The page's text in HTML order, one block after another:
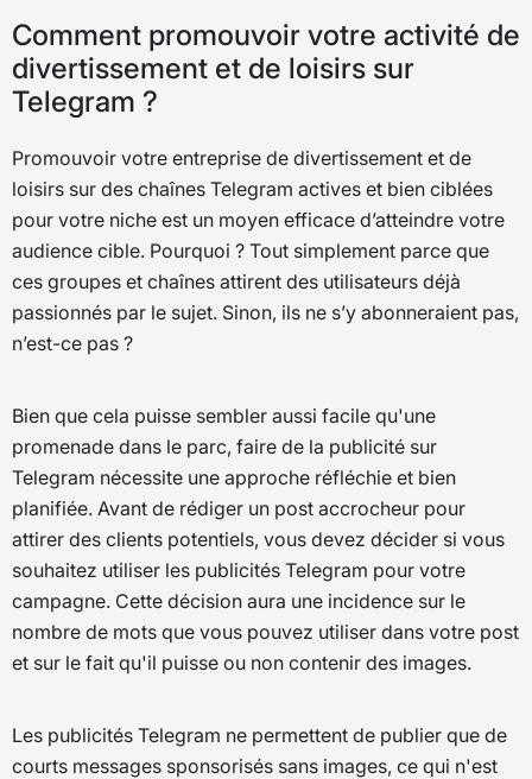
Comment promouvoir votre activité de
divertissement et de loisirs sur
Telegram ?
Promouvoir votre entreprise de divertissement et de
loisirs sur des chaînes Telegram actives et bien ciblées
pour votre niche est un moyen efficace d’atteindre votre
audience cible. Pourquoi ? Tout simplement parce que
ces groupes et chaînes attirent des utilisateurs déjà
passionnés par le sujet. Sinon, ils ne s’y abonneraient pas,
n’est-ce pas ?
Bien que cela puisse sembler aussi facile qu'une
promenade dans le parc, faire de la publicité sur
Telegram nécessite une approche réfléchie et bien
planifiée. Avant de rédiger un post accrocheur pour
attirer des clients potentiels, vous devez décider si vous
souhaitez utiliser les publicités Telegram pour votre
campagne. Cette décision aura une incidence sur le
nombre de mots que vous pouvez utiliser dans votre post
et sur le fait qu'il puisse ou non contenir des images.
Les publicités Telegram ne permettent de publier que de
courts messages sponsorisés sans images, ce qui n'est